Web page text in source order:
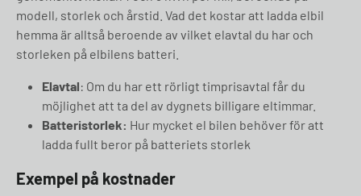
modell, storlek och årstid. Vad det kostar att ladda elbil
hemma är alltså beroende av vilket elavtal du har och
storleken på elbilens batteri.
Elavtal: Om du har ett rörligt timprisavtal får du
möjlighet att ta del av dygnets billigare eltimmar.
Batteristorlek: Hur mycket el bilen behöver för att
ladda fullt beror på batteriets storlek
Exempel på kostnader